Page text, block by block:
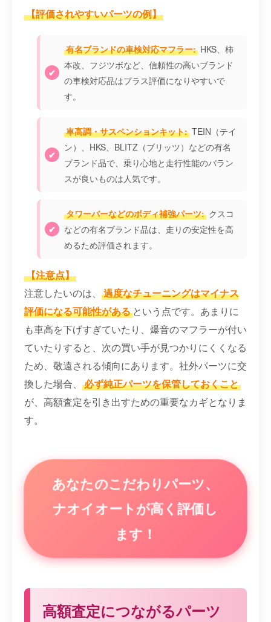
【評価されやすいパーツの例】
有名ブランドの車検対応マフラー: HKS、柿
本改、フジツボなど、信頼性の高いブランド
の車検対応品はプラス評価になりやすいで
す。
車高調・サスペンションキット: TEIN（テイ
ン）、HKS、BLITZ（ブリッツ）などの有名
ブランド品で、乗り心地と走行性能のバラン
スが良いものは人気です。
タワーバーなどのボディ補強パーツ: クスコ
などの有名ブランド品は、走りの安定性を高
めるため評価されます。
【注意点】
注意したいのは、
過度なチューニングはマイナス
評価になる可能性がある という点です。あまりに
も車高を下げすぎていたり、爆音のマフラーが付い
ていたりすると、次の買い手が見つかりにくくなる
ため、敬遠される傾向にあります。社外パーツに交
換した場合、
必ず純正パーツを保管しておくこと
が、高額査定を引き出すための重要なカギとなりま
す。
あなたのこだわりパーツ、
ナオイオートが高く評価し
ます！
高額査定につながるパーツ